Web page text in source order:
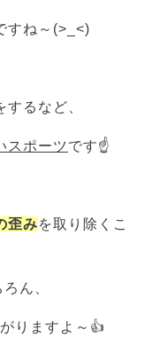
すね～(>_<)
るなど、
スポーツです☝
歪みを取り除くこ
ん、
りますよ～👍